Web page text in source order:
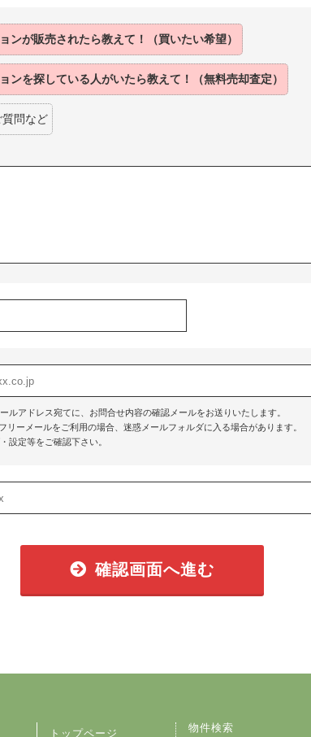
ンが販売されたら教えて！（買いたい希望）
ンを探している人がいたら教えて！（無料売却査定）
問など
ルアドレス宛てに、お問合せ内容の確認メールをお送りいたします。
リーメールをご利用の場合、迷惑メールフォルダに入る場合があります。
設定等をご確認下さい。
確認画面へ進む
トップページ 物件検索